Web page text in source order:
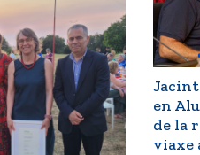
en
de la
viaxe